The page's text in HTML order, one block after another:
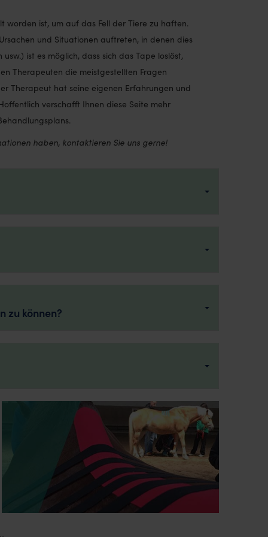
worden ist, um auf das Fell der Tiere zu haften.
und Situationen auftreten, in denen dies
ist es möglich, dass sich das Tape loslöst,
Therapeuten die meistgestellten Fragen
Therapeut hat seine eigenen Erfahrungen und
verschafft Ihnen diese Seite mehr
haben, kontaktieren Sie uns gerne!
zu können?